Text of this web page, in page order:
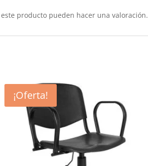
producto pueden hacer una valoración.
¡Oferta!